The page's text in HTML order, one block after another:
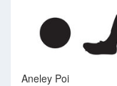
Aneley Poi